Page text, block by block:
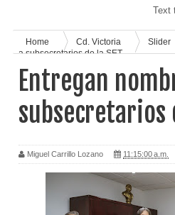
Home Cd. Victoria Slider
a subsecretarios de la SET
Entregan
subsecretarios
Miguel Carrillo Lozano 11:15:00 a.m.